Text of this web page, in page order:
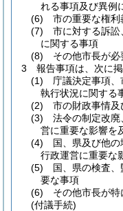
れる事項及び異例
(6)
市の重要な権
(7)
市に対する訴
に関する事項
(8)
その他市長が
3
報告事項は、次に
(1)
庁議決定事項
執行状況に関する
(2)
市の財政事情
(3)
法令の制定改
営に重要な影響を
(4)
国、県及び他
行政運営に重要な
(5)
国、県の検査
要な事項
(6)
その他市長が
(付議手続)